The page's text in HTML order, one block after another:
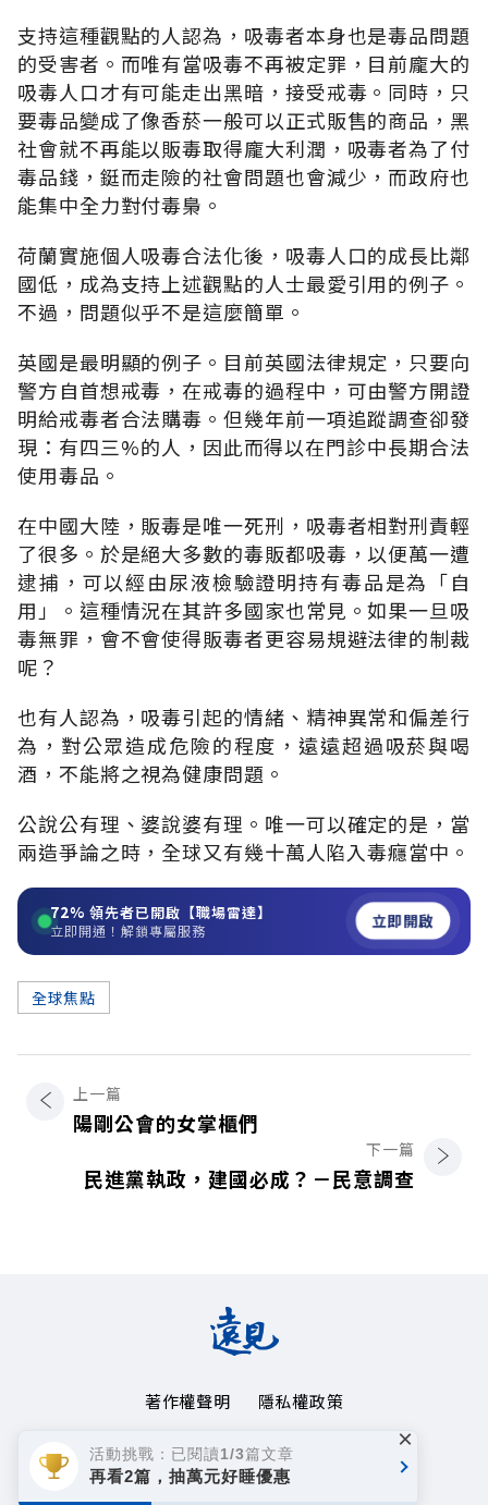
支持這種觀點的人認為，吸毒者本身也是毒品問題
的受害者。而唯有當吸毒不再被定罪，目前龐大的
吸毒人口才有可能走出黑暗，接受戒毒。同時，只
要毒品變成了像香菸一般可以正式販售的商品，黑
社會就不再能以販毒取得龐大利潤，吸毒者為了付
毒品錢，鋌而走險的社會問題也會減少，而政府也
能集中全力對付毒梟。
荷蘭實施個人吸毒合法化後，吸毒人口的成長比鄰
國低，成為支持上述觀點的人士最愛引用的例子。
不過，問題似乎不是這麼簡單。
英國是最明顯的例子。目前英國法律規定，只要向
警方自首想戒毒，在戒毒的過程中，可由警方開證
明給戒毒者合法購毒。但幾年前一項追蹤調查卻發
現：有四三%的人，因此而得以在門診中長期合法
使用毒品。
在中國大陸，販毒是唯一死刑，吸毒者相對刑責輕
了很多。於是絕大多數的毒販都吸毒，以便萬一遭
逮捕，可以經由尿液檢驗證明持有毒品是為「自
用」。這種情況在其許多國家也常見。如果一旦吸
毒無罪，會不會使得販毒者更容易規避法律的制裁
呢？
也有人認為，吸毒引起的情緒、精神異常和偏差行
為，對公眾造成危險的程度，遠遠超過吸菸與喝
酒，不能將之視為健康問題。
公說公有理、婆說婆有理。唯一可以確定的是，當
兩造爭論之時，全球又有幾十萬人陷入毒癮當中。
72% 領先者已開啟【職場雷達】
立即開通！解鎖專屬服務 立即開啟
全球焦點
上一篇
陽剛公會的女掌櫃們
下一篇
民進黨執政，建國必成？－民意調查
著作權聲明
隱私權政策
Copyright© 1999~2026
遠見天下文化事業群. All rights reserved.
活動挑戰：已閱讀1/3篇文章
再看2篇，抽萬元好睡優惠
×